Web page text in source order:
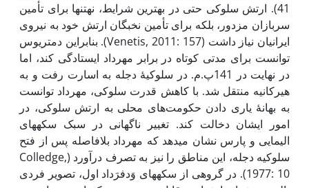
41). ارتش سلوکی حتی در بهترین شرایط، نه­تنها برای تأمین
سربازان مزدور، بلکه برای تأمین نخبگان ارتش خود به نیروی
ایرانیان نیاز داشت (Venetis, 2011: 157). بنابراین دمتریوس
توانست برای مدتی کوتاه در برابر مهرداد ایستادگی کند، اما
در نهایت در 141­پ.م. در سلوکیۀ دجله به اسارت رفت و به
هیرکانیه منتقل شد. با کاهش قدرت سلوکی، مهرداد توانست
به بهانۀ یاری دادن حکومت‌های محلی به ارتش سلوکی، در
امور ایشان دخالت کند. تغییر ناگهانی در سبک سکه­های
الیمایی و پارس نشان می­دهد که مهرداد بلافاصله پس از فتح
سلوکیه دجله، این مناطق را نیز به تصرف درآورد (Colledge,
1977: 10). در گروهی از سکه­های وَدفرَداد اول، تصویر فردی